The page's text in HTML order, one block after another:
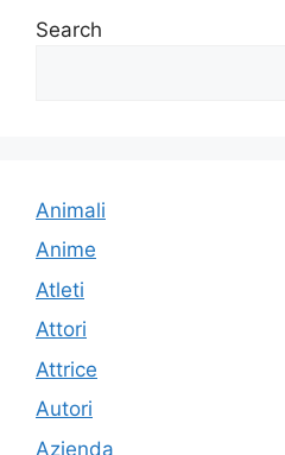
Search
Animali
Anime
Atleti
Attori
Attrice
Autori
Azienda